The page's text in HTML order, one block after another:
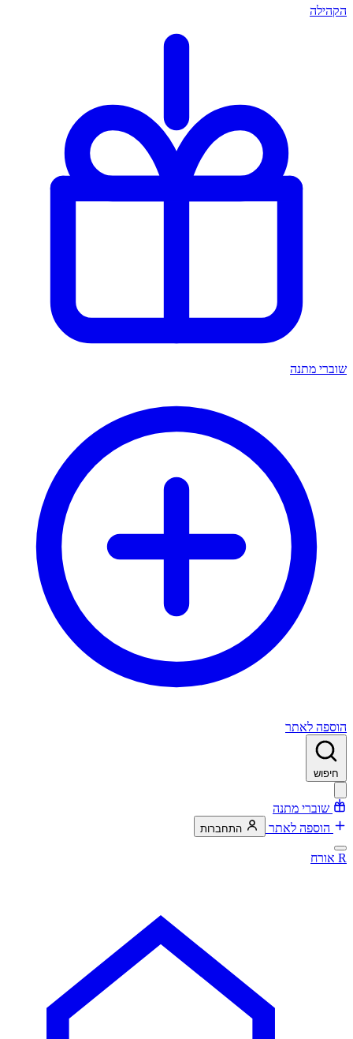
הקהילה
שוברי מתנה
הוספה לאתר
חיפוש
שוברי מתנה
הוספה לאתר
התחברות
R אורח